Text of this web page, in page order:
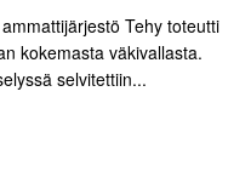
Tehy toteutti
kokemasta väkivallasta.
selvitettiin...